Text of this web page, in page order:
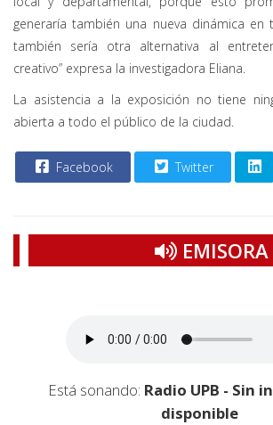
generaría también una nueva dinámica en
también sería otra alternativa al
creativo” expresa la investigadora Eliana.
La asistencia a la exposición no tiene
abierta a todo el público de la ciudad.
Facebook Twitter
EMISORA
Está sonando: Radio UPB - Sin
disponible